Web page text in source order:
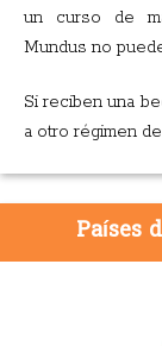
un curso de
Mundus no
Si reciben una
a otro régimen
Países